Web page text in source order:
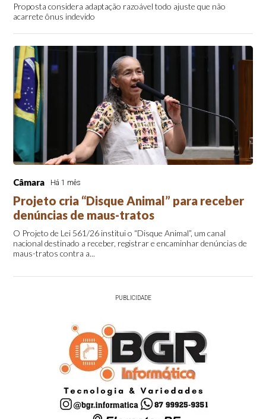
Proposta considera adaptação razoável todo ajuste que não
acarrete ônus indevido
Câmara Há 1 mês
Projeto cria “Disque Animal” para receber
denúncias de maus-tratos
O Projeto de Lei 561/26 institui o “Disque Animal”, um canal
nacional destinado a receber, registrar e encaminhar denúncias de
maus-tratos contra a...
PUBLICIDADE